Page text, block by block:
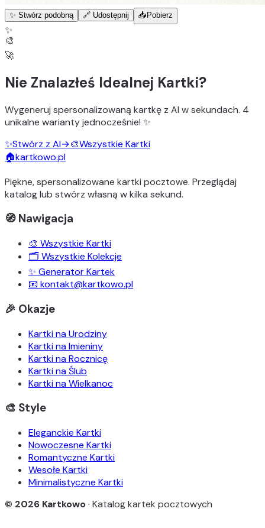
✨ Stwórz podobną 🔗 Udostępnij 📥 Pobierz
✨
🎨
🚀
Nie Znalazłeś Idealnej Kartki?
Wygeneruj spersonalizowaną kartkę z AI w sekundach. 4
unikalne wariantyjednocześnie! ✨
✨Stwórz z AI→🎨Wszystkie Kartki
🏠kartkowo.pl
Piękne, spersonalizowane kartki pocztowe. Przeglądaj
katalog lub stwórz własną w kilka sekund.
🧭 Nawigacja
🎨 Wszystkie Kartki
🗂️ Wszystkie Kolekcje
✨ Generator Kartek
📧 kontakt@kartkowo.pl
🎉 Okazje
Kartki na Urodziny
Kartki na Imieniny
Kartki na Rocznicę
Kartki na Ślub
Kartki na Wielkanoc
🎨 Style
Eleganckie Kartki
Nowoczesne Kartki
Romantyczne Kartki
Wesołe Kartki
Minimalistyczne Kartki
© 2026 Kartkowo· Katalog kartek pocztowych